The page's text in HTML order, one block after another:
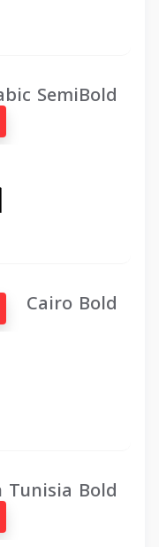
SemiBold
Cairo Bold
Tunisia Bold